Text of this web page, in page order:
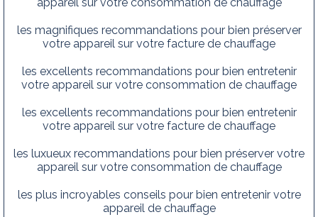
les magnifiques recommandations pour bien préserver
votre appareil sur votre facture de chauffage
les excellents recommandations pour bien entretenir
votre appareil sur votre consommation de chauffage
les excellents recommandations pour bien entretenir
votre appareil sur votre facture de chauffage
les luxueux recommandations pour bien préserver votre
appareil sur votre consommation de chauffage
les plus incroyables conseils pour bien entretenir votre
appareil de chauffage